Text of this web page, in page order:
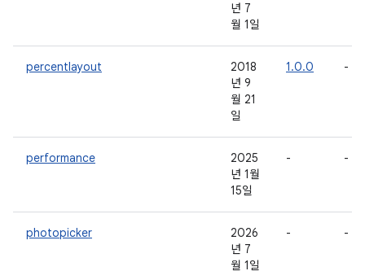
년 7
월 1일
percentlayout
2018
년 9
월 21
일
1.0.0 -
performance
2025
년 1월
15일
- -
photopicker
2026
년 7
월 1일
- -